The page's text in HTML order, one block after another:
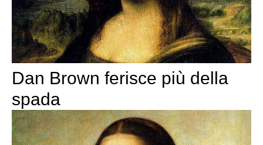
Dan Brown ferisce più della
spada